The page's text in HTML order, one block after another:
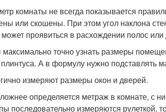
комнаты не всегда показывается
или скошены. При этом угол наклона
проявиться в расхождении полос
точно узнать размеры
А в формулу нужно подставлять
измеряют размеры окон и дверей.
определяется метраж в комнате, с
последовательно измеряются